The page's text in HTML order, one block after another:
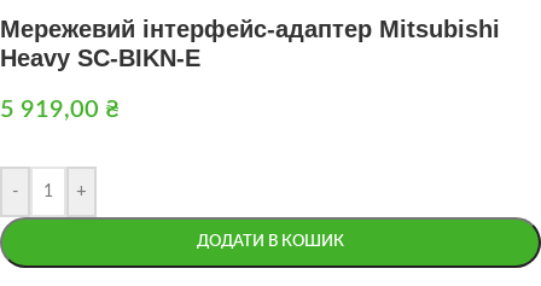
Мережевий інтерфейс-адаптер Mitsubishi
Heavy SC-BIKN-E
5 919,00 ₴
- +
ДОДАТИ В КОШИК